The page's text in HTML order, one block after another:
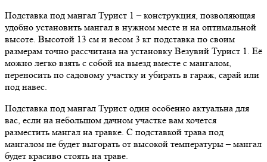
Подставка под мангал Турист 1 – конструкция, позволяющая
удобно установить мангал в нужном месте и на оптимальной
высоте. Высотой 13 см и весом 3 кг подставка по своим
размерам точно рассчитана на установку Везувий Турист 1. Её
можно легко взять с собой на выезд вместе с мангалом,
переносить по садовому участку и убирать в гараж, сарай или
под навес.
Подставка под мангал Турист один особенно актуальна для
вас, если на небольшом дачном участке вам хочется
разместить мангал на травке. С подставкой трава под
мангалом не будет выгорать от высокой температуры – мангал
будет красиво стоять на траве.